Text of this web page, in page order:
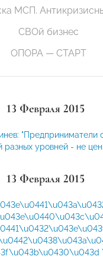
МСП.
СВОй бизнес
ОПОРА — СТАРТ
13 Февраля 2015
"Предприниматели
разных уровней - не
13 Февраля 2015